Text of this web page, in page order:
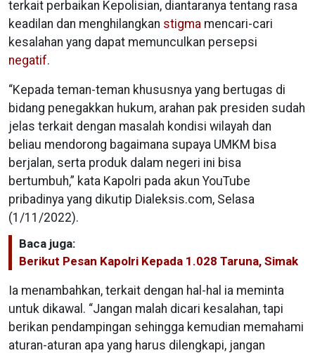
terkait perbaikan Kepolisian, diantaranya tentang rasa
keadilan dan menghilangkan stigma mencari-cari
kesalahan yang dapat memunculkan persepsi
negatif.
“Kepada teman-teman khususnya yang bertugas di
bidang penegakkan hukum, arahan pak presiden sudah
jelas terkait dengan masalah kondisi wilayah dan
beliau mendorong bagaimana supaya UMKM bisa
berjalan, serta produk dalam negeri ini bisa
bertumbuh,” kata Kapolri pada akun YouTube
pribadinya yang dikutip Dialeksis.com, Selasa
(1/11/2022).
Baca juga:
Berikut Pesan Kapolri Kepada 1.028 Taruna, Simak
Ia menambahkan, terkait dengan hal-hal ia meminta
untuk dikawal. “Jangan malah dicari kesalahan, tapi
berikan pendampingan sehingga kemudian memahami
aturan-aturan apa yang harus dilengkapi, jangan